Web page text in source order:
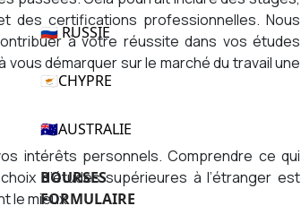
🇷🇺 RUSSIE
🇨🇾CHYPRE
🇦🇺AUSTRALIE
BOURSES
FORMULAIRE
des certifications professionnelles. Nous
à votre réussite dans vos études
démarquer sur le marché du travail une
intérêts personnels. Comprendre ce qui
d’études supérieures à l’étranger est
le mieux.